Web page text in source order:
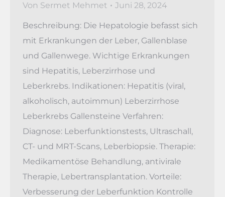
Von Sermet Mehmet Juni 28, 2024
Beschreibung: Die Hepatologie befasst sich
mit Erkrankungen der Leber, Gallenblase
und Gallenwege. Wichtige Erkrankungen
sind Hepatitis, Leberzirrhose und
Leberkrebs. Indikationen: Hepatitis (viral,
alkoholisch, autoimmun) Leberzirrhose
Leberkrebs Gallensteine Verfahren:
Diagnose: Leberfunktionstests, Ultraschall,
CT- und MRT-Scans, Leberbiopsie. Therapie:
Medikamentöse Behandlung, antivirale
Therapie, Lebertransplantation. Vorteile:
Verbesserung der Leberfunktion Kontrolle